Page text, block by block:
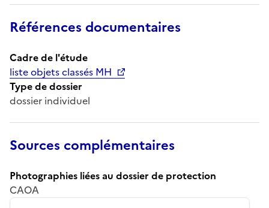
Références documentaires
Cadre de l'étude
liste objets classés MH
Type de dossier
dossier individuel
Sources complémentaires
Photographies liées au dossier de protection
CAOA